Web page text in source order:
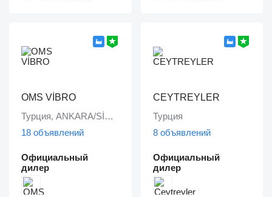
OMS VİBRO
Турция, ANKARA/SİNCAN
18 объявлений
Официальный
дилер
CEYTREYLER
Турция
8 объявлений
Официальный
дилер